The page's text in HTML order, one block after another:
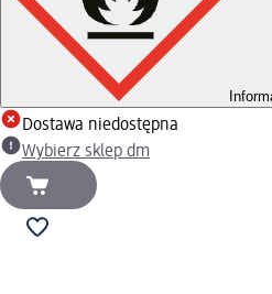
Dostawa niedostępna
Wybierz sklep dm